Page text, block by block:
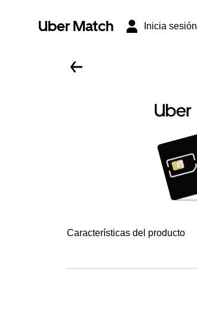
Uber Match Inicia sesión
Características del producto